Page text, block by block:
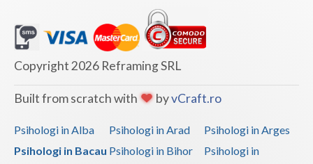
Copyright 2026 Reframing SRL
Built from scratch with byvCraft.ro
Psihologi in Alba Psihologi in Arad
Psihologi in Arges
Psihologi in Bacau Psihologi in Bihor
Psihologi in